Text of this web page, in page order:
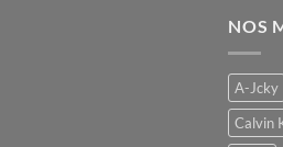
NOS
A-Jcky
Calvin